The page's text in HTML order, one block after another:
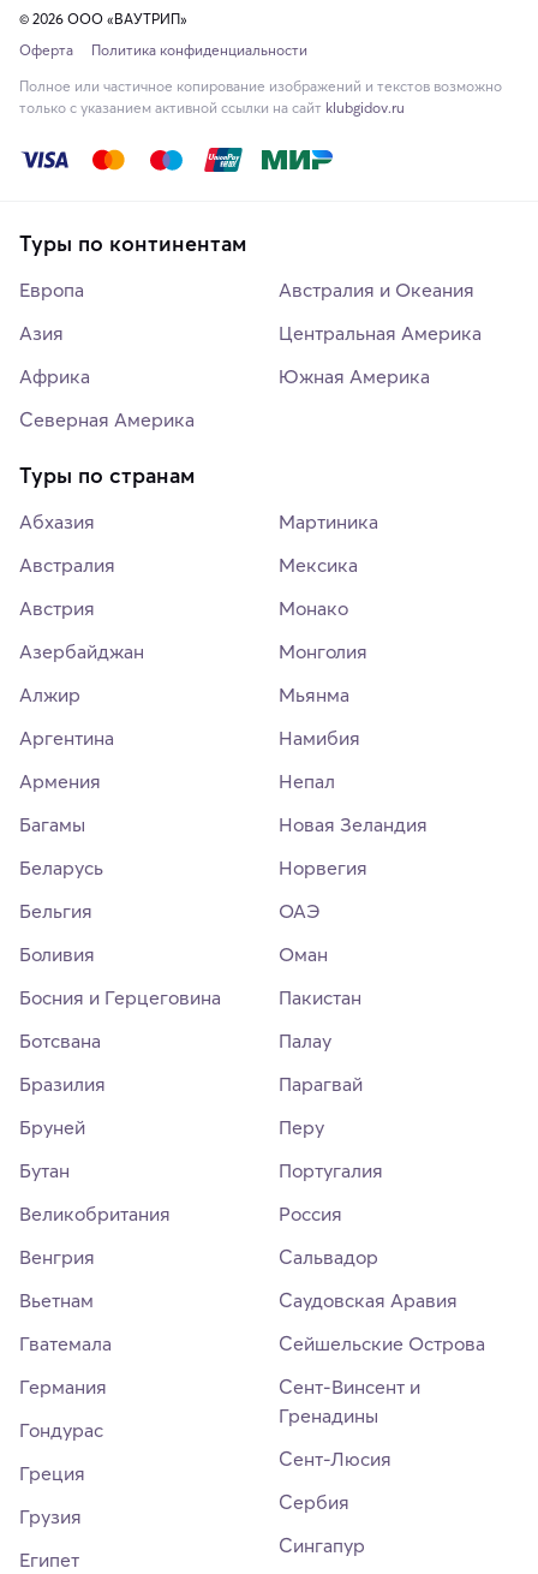
© 2026 ООО «ВАУТРИП»
Оферта
Политика конфиденциальности
Полное или частичное копирование изображений и текстов возможно
только с указанием активной ссылки на сайт klubgidov.ru
Туры по континентам
Европа
Азия
Африка
Северная Америка
Австралия и Океания
Центральная Америка
Южная Америка
Туры по странам
Абхазия
Австралия
Австрия
Азербайджан
Алжир
Аргентина
Армения
Багамы
Беларусь
Бельгия
Боливия
Босния и Герцеговина
Ботсвана
Бразилия
Бруней
Бутан
Великобритания
Венгрия
Вьетнам
Гватемала
Германия
Гондурас
Греция
Грузия
Египет
Мартиника
Мексика
Монако
Монголия
Мьянма
Намибия
Непал
Новая Зеландия
Норвегия
ОАЭ
Оман
Пакистан
Палау
Парагвай
Перу
Португалия
Россия
Сальвадор
Саудовская Аравия
Сейшельские Острова
Сент-Винсент и
Гренадины
Сент-Люсия
Сербия
Сингапур